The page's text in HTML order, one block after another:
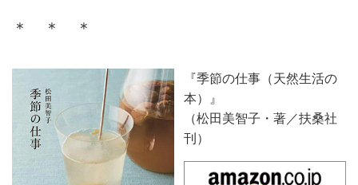
＊ ＊ ＊
『季節の仕事（天然生活の
本）』
（松田美智子・著／扶桑社
刊）